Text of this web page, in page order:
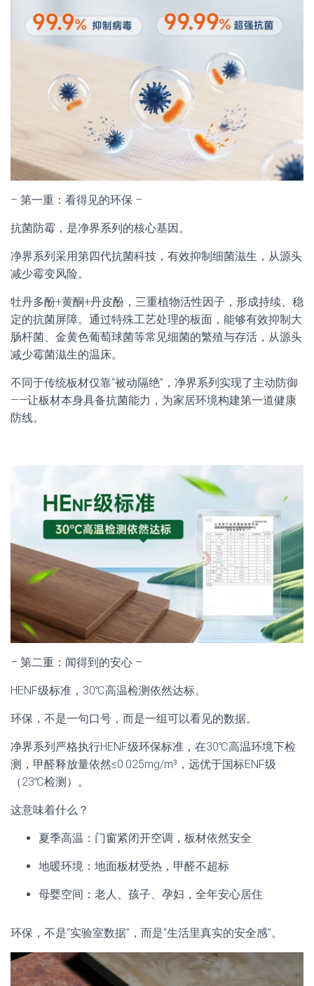
– 第一重：看得见的环保 –
抗菌防霉，是净界系列的核心基因。
净界系列采用第四代抗菌科技，有效抑制细菌滋生，从源头
减少霉变风险。
牡丹多酚+黄酮+丹皮酚，三重植物活性因子，形成持续、稳
定的抗菌屏障。通过特殊工艺处理的板面，能够有效抑制大
肠杆菌、金黄色葡萄球菌等常见细菌的繁殖与存活，从源头
减少霉菌滋生的温床。
不同于传统板材仅靠“被动隔绝”，净界系列实现了主动防御
——让板材本身具备抗菌能力，为家居环境构建第一道健康
防线。
– 第二重：闻得到的安心 –
HENF级标准，30℃高温检测依然达标。
环保，不是一句口号，而是一组可以看见的数据。
净界系列严格执行HENF级环保标准，在30℃高温环境下检
测，甲醛释放量依然≤0.025mg/m³，远优于国标ENF级
（23℃检测）。
这意味着什么？
夏季高温：门窗紧闭开空调，板材依然安全
地暖环境：地面板材受热，甲醛不超标
母婴空间：老人、孩子、孕妇，全年安心居住
环保，不是“实验室数据”，而是“生活里真实的安全感”。